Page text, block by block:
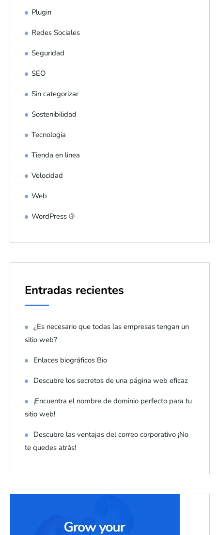
Plugin
Redes Sociales
Seguridad
SEO
Sin categorizar
Sostenibilidad
Tecnología
Tienda en linea
Velocidad
Web
WordPress ®
Entradas recientes
¿Es necesario que todas las empresas tengan un
sitio web?
Enlaces biográficos Bio
Descubre los secretos de una página web eficaz
¡Encuentra el nombre de dominio perfecto para tu
sitio web!
Descubre las ventajas del correo corporativo ¡No
te quedes atrás!